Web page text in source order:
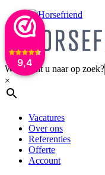
9,4
Waar bent u naar op zoek?
×
Vacatures
Over ons
Referenties
Offerte
Account